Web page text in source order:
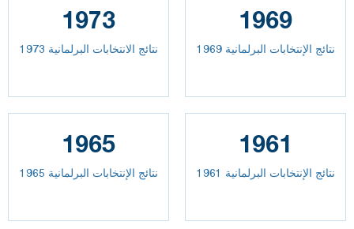
1973
نتائج الانتخابات البرلمانية 1973
1969
نتائج الإنتخابات البرلمانية 1969
1965
نتائج الإنتخابات البرلمانية 1965
1961
نتائج الإنتخابات البرلمانية 1961